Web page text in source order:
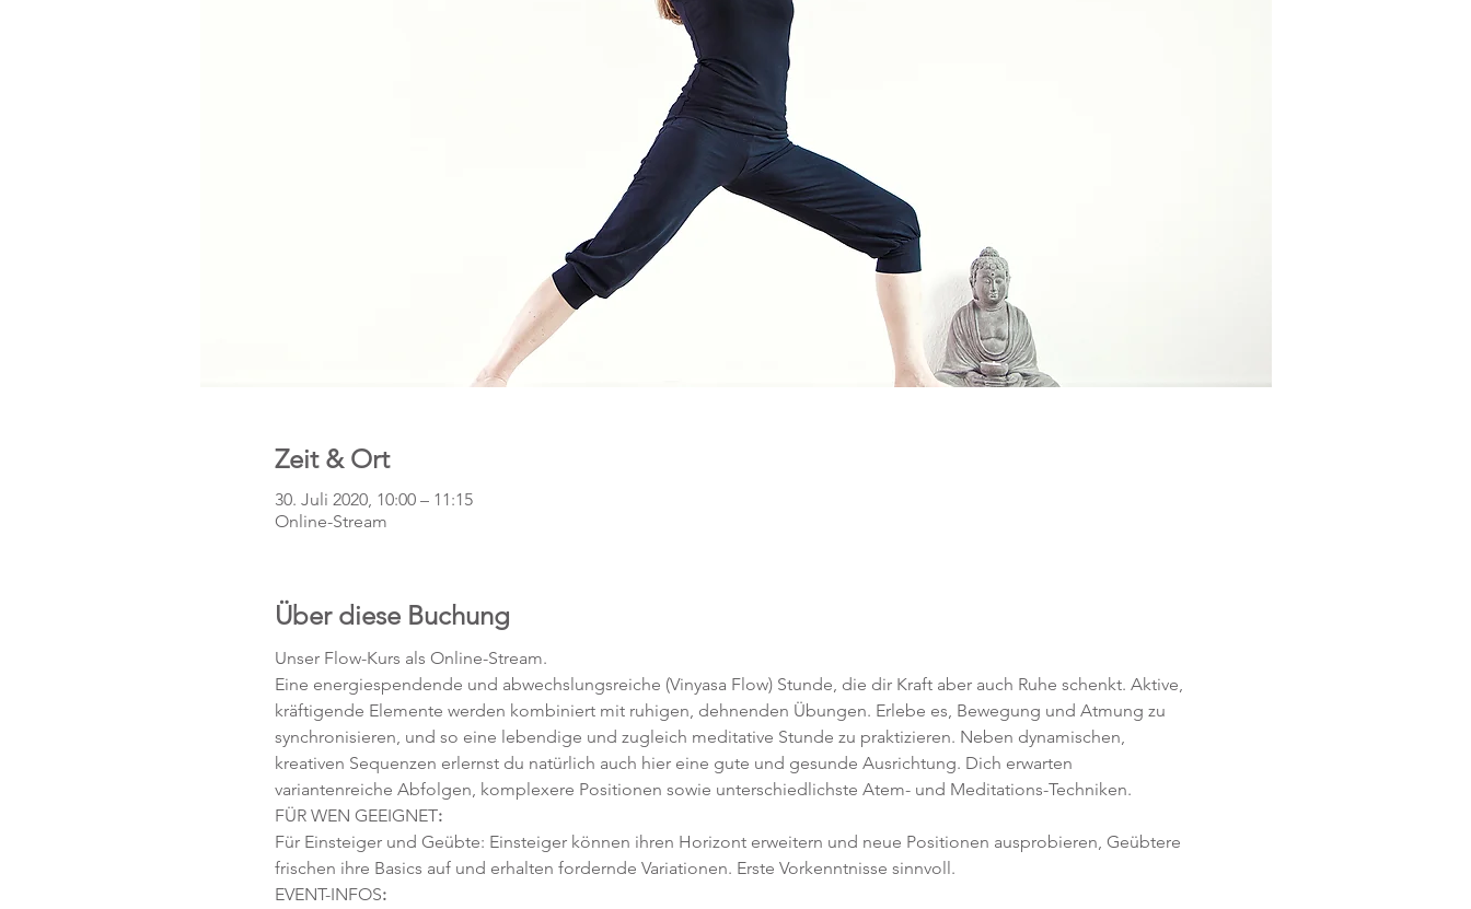
Zeit & Ort
30. Juli 2020, 10:00 – 11:15
Online-Stream
Über diese Buchung
Unser Flow-Kurs als Online-Stream.
Eine energiespendende und abwechslungsreiche (Vinyasa Flow) Stunde, die dir Kraft aber auch Ruhe schenkt. Aktive,
kräftigende Elemente werden kombiniert mit ruhigen, dehnenden Übungen. Erlebe es, Bewegung und Atmung zu
synchronisieren, und so eine lebendige und zugleich meditative Stunde zu praktizieren. Neben dynamischen,
kreativen Sequenzen erlernst du natürlich auch hier eine gute und gesunde Ausrichtung. Dich erwarten
variantenreiche Abfolgen, komplexere Positionen sowie unterschiedlichste Atem- und Meditations-Techniken.
FÜR WEN GEEIGNET:
Für Einsteiger und Geübte: Einsteiger können ihren Horizont erweitern und neue Positionen ausprobieren, Geübtere
frischen ihre Basics auf und erhalten fordernde Variationen. Erste Vorkenntnisse sinnvoll.
EVENT-INFOS: